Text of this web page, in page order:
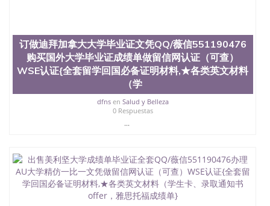
University）圣何塞州立大学学历证书（San Jose
State University）圣何塞州立大学学历证书（San
Jose State University）圣何塞州立大学学历证书
（San Jose State University）澳洲读书未毕业找人做
文凭学位qq微信551190476澳洲读CQU中央昆士兰大
学学历 绩单购买学位证书/澳洲读本科硕士做文凭/购
买澳洲大学毕业证成绩单假文凭学历
士做文凭/购买澳洲大学毕业证成绩单假文凭学历办
理法国文凭QQ/薇信551190476购买法国第戎大学大
专文凭，国外大学留信网真实认证做留信网认证（可
查）WSE认证{全套留学回国必备证明材料,★各类英
文材料（学生卡、录取通知书offer，雅思托福成绩
订做迪拜加拿大大学毕业证文凭QQ/薇信551190476
购买国外大学毕业证成绩单做留信网认证（可查）
WSE认证{全套留学回国必备证明材料,★各类英文材料
（学
dfnsen Salud y Belleza
0 Respuestas
...